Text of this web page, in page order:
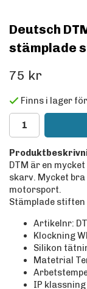
Deutsch
stämplade
75 kr
Finns i lager
DTM är en
skarv. Mycket
motorsport.
Stämplade stiften
Artikelnr:
Klockning
Silikon
Matetrial
IP